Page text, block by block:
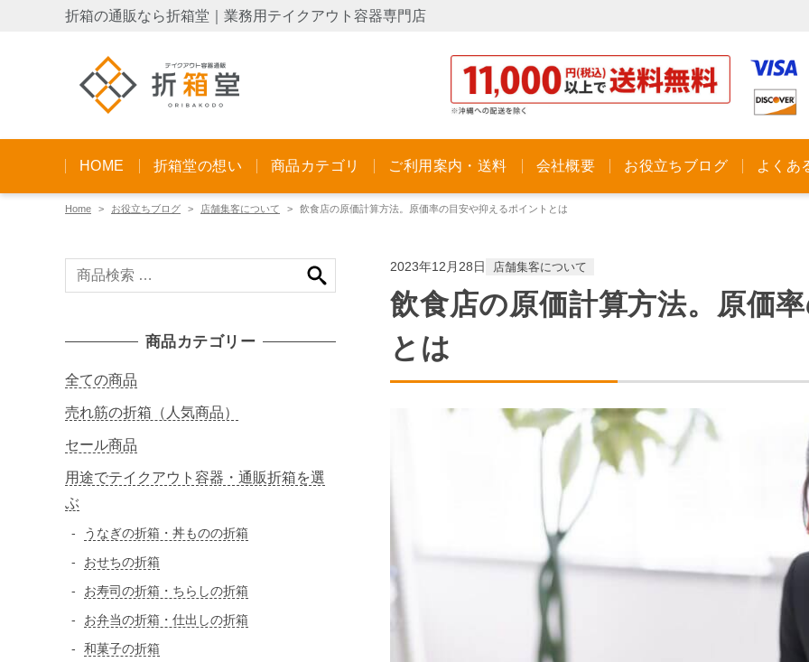
折箱の通販なら折箱堂｜業務用テイクアウト容器専門店
HOME 折箱堂の想い 商品カテゴリ ご利用案内・送料 会社概要 お役立ちブログ よくあ
Home お役立ちブログ 店舗集客について 飲食店の原価計算方法。原価率の目安や抑えるポイントとは
2023年12月28日 店舗集客について
飲食店の原価計算方法。原価
とは
検
索
:
商品カテゴリー
全ての商品
売れ筋の折箱（人気商品）
セール商品
用途でテイクアウト容器・通販折箱を選
ぶ
うなぎの折箱・丼ものの折箱
おせちの折箱
お寿司の折箱・ちらしの折箱
お弁当の折箱・仕出しの折箱
和菓子の折箱